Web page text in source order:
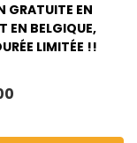
GRATUITE EN
EN BELGIQUE,
LIMITÉE !!